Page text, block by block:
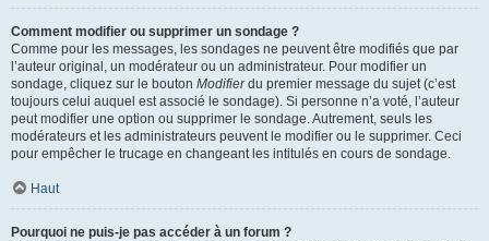
Comment modifier ou supprimer un sondage ?
Comme pour les messages, les sondages ne peuvent être modifiés que par
l’auteur original, un modérateur ou un administrateur. Pour modifier un
sondage, cliquez sur le bouton Modifierdu premier message du sujet (c’est
toujours celui auquel est associé le sondage). Si personne n’a voté, l’auteur
peut modifier une option ou supprimer le sondage. Autrement, seuls les
modérateurs et les administrateurs peuvent le modifier ou le supprimer. Ceci
pour empêcher le trucage en changeant les intitulés en cours de sondage.
Haut
Pourquoi ne puis-je pas accéder à un forum ?